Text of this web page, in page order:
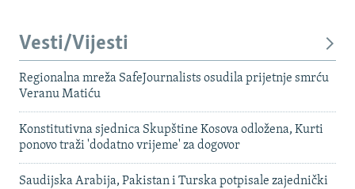
Vesti/Vijesti
Regionalna mreža SafeJournalists osudila prijetnje smrću
Veranu Matiću
Konstitutivna sjednica Skupštine Kosova odložena, Kurti
ponovo traži 'dodatno vrijeme' za dogovor
Saudijska Arabija, Pakistan i Turska potpisale zajednički